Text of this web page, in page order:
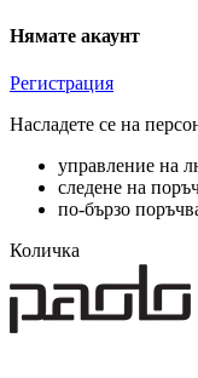
Нямате акаунт
Регистрация
Насладете се на
управление на
следене на
по-бързо
Количка